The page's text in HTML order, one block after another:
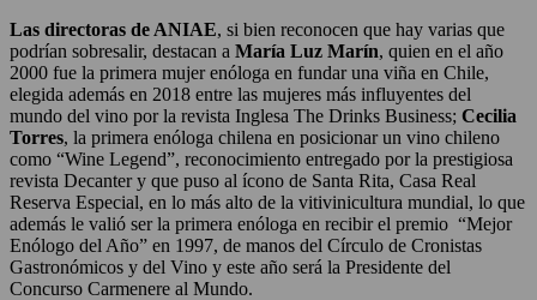
Las directoras de ANIAE, si bien reconocen que hay varias que
podrían sobresalir, destacan a María Luz Marín, quien en el año
2000 fue la primera mujer enóloga en fundar una viña en Chile,
elegida además en 2018 entre las mujeres más influyentes del
mundo del vino por la revista Inglesa The Drinks Business; Cecilia
Torres, la primera enóloga chilena en posicionar un vino chileno
como “Wine Legend”, reconocimiento entregado por la prestigiosa
revista Decanter y que puso al ícono de Santa Rita, Casa Real
Reserva Especial, en lo más alto de la vitivinicultura mundial, lo que
además le valió ser la primera enóloga en recibir el premio “Mejor
Enólogo del Año” en 1997, de manos del Círculo de Cronistas
Gastronómicos y del Vino y este año será la Presidente del
Concurso Carmenere al Mundo.